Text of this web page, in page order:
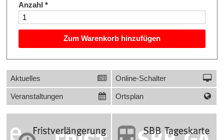
Anzahl *
Zum Warenkorb hinzufügen
Sidebar
Links
Aktuelles Online-Schalter
Veranstaltungen Ortsplan